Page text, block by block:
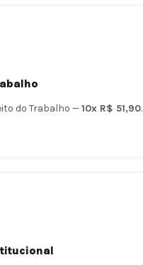
do Trabalho —10x R$ 51,90.